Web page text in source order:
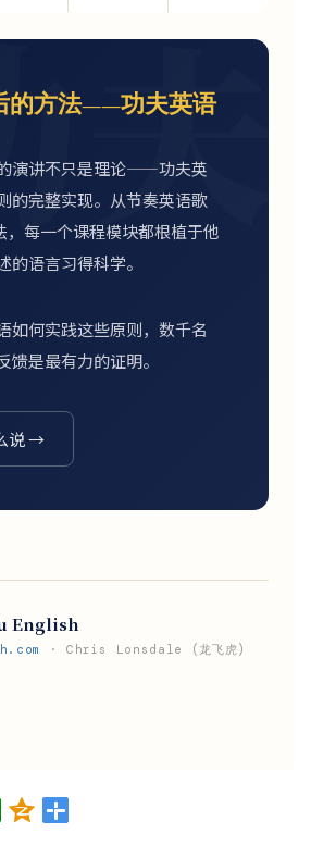
夫
的方法——功夫英语
演讲不只是理论——功夫英
的完整实现。从节奏英语歌
，每一个课程模块都根植于他
的语言习得科学。
如何实践这些原则，数千名
馈是最有力的证明。
说 →
English
· Chris Lonsdale (龙飞虎)